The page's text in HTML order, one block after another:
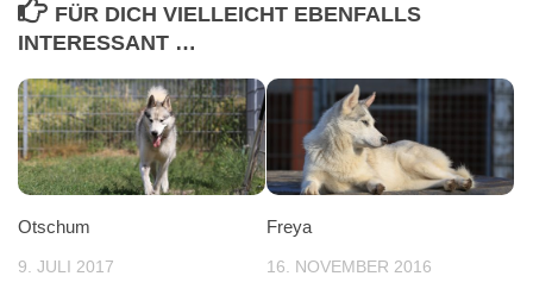
FÜR DICH VIELLEICHT EBENFALLS
INTERESSANT …
Otschum
9. JULI 2017
Freya
16. NOVEMBER 2016